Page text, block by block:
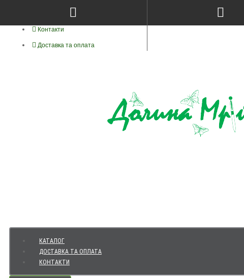
Контакти
Доставка та оплата
КАТАЛОГ
ДОСТАВКА ТА ОПЛАТА
КОНТАКТИ